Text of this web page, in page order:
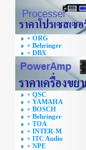
+ ORG
+ Behringer
+ DBX
+ QSC
+ YAMAHA
+ BOSCH
+ Behringer
+ TOA
+ INTER-M
+ ITC Audio
+ NPE